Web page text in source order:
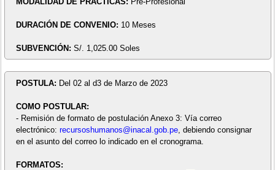
DURACIÓN DE CONVENIO: 10 Meses
SUBVENCIÓN: S/. 1,025.00 Soles
POSTULA: Del 02 al d3 de Marzo de 2023
COMO POSTULAR:
- Remisión de formato de postulación Anexo 3: Vía correo
electrónico: recursoshumanos@inacal.gob.pe, debiendo consignar
en el asunto del correo lo indicado en el cronograma.
FORMATOS: